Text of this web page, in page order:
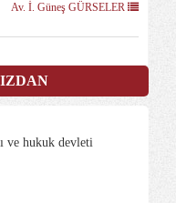
Av. İ. Güneş GÜRSELER
ve hukuk devleti